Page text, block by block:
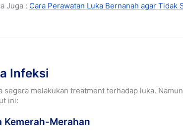
Juga : Cara Perawatan Luka Bernanah agar Tidak
Infeksi
segera melakukan treatment terhadap luka.
ini:
Kemerah-Merahan